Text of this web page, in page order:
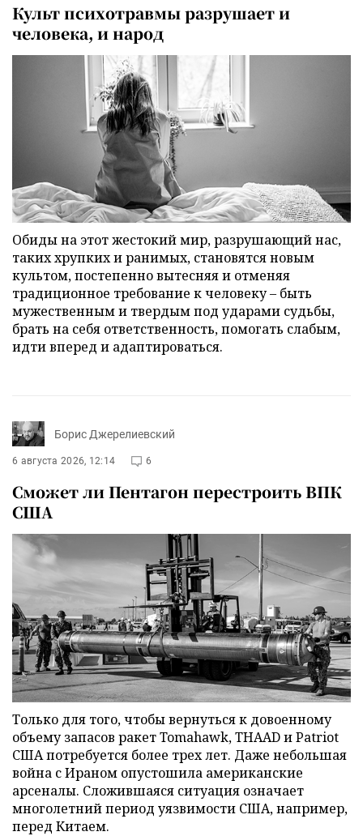
Культ психотравмы разрушает и
человека, и народ
Обиды на этот жестокий мир, разрушающий нас,
таких хрупких и ранимых, становятся новым
культом, постепенно вытесняя и отменяя
традиционное требование к человеку – быть
мужественным и твердым под ударами судьбы,
брать на себя ответственность, помогать слабым,
идти вперед и адаптироваться.
Борис Джерелиевский
6 августа 2026, 12:14 6
Сможет ли Пентагон перестроить ВПК
США
Только для того, чтобы вернуться к довоенному
объему запасов ракет Tomahawk, THAAD и Patriot
США потребуется более трех лет. Даже небольшая
война с Ираном опустошила американские
арсеналы. Сложившаяся ситуация означает
многолетний период уязвимости США, например,
перед Китаем.